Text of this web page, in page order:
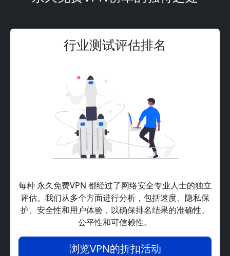
行业测试评估排名
每种 永久免费VPN 都经过了网络安全专业人士的独立
评估。我们从多个方面进行分析，包括速度、隐私保
护、安全性和用户体验，以确保排名结果的准确性、
公平性和可信赖性。
浏览VPN的折扣活动